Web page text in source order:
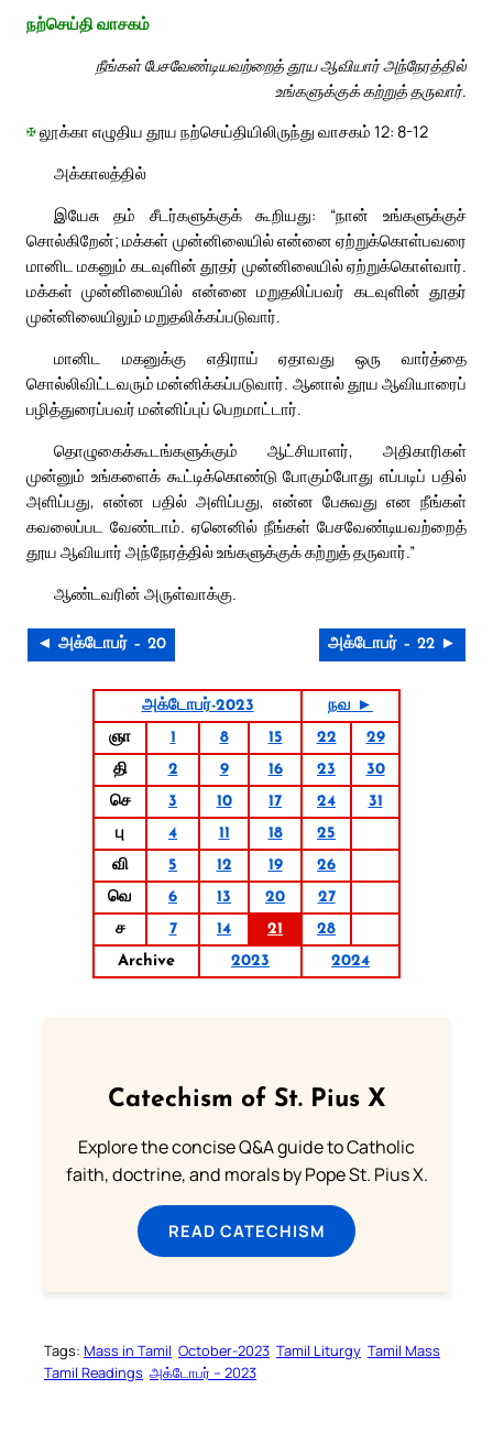
நற்செய்தி வாசகம்
நீங்கள் பேசவேண்டியவற்றைத் தூய ஆவியார் அந்நேரத்தில்
உங்களுக்குக் கற்றுத் தருவார்.
✠லூக்கா எழுதிய தூய நற்செய்தியிலிருந்து வாசகம் 12: 8-12
அக்காலத்தில்
இயேசு தம் சீடர்களுக்குக் கூறியது: “நான் உங்களுக்குச்
சொல்கிறேன்; மக்கள் முன்னிலையில் என்னை ஏற்றுக்கொள்பவரை
மானிட மகனும் கடவுளின் தூதர் முன்னிலையில் ஏற்றுக்கொள்வார்.
மக்கள் முன்னிலையில் என்னை மறுதலிப்பவர் கடவுளின் தூதர்
முன்னிலையிலும் மறுதலிக்கப்படுவார்.
மானிட மகனுக்கு எதிராய் ஏதாவது ஒரு வார்த்தை
சொல்லிவிட்டவரும் மன்னிக்கப்படுவார். ஆனால் தூய ஆவியாரைப்
பழித்துரைப்பவர் மன்னிப்புப் பெறமாட்டார்.
தொழுகைக்கூடங்களுக்கும் ஆட்சியாளர், அதிகாரிகள்
முன்னும் உங்களைக் கூட்டிக்கொண்டு போகும்போது எப்படிப் பதில்
அளிப்பது, என்ன பதில் அளிப்பது, என்ன பேசுவது என நீங்கள்
கவலைப்பட வேண்டாம். ஏனெனில் நீங்கள் பேசவேண்டியவற்றைத்
தூய ஆவியார் அந்நேரத்தில் உங்களுக்குக் கற்றுத் தருவார்.”
ஆண்டவரின் அருள்வாக்கு.
◄ அக்டோபர் – 20 அக்டோபர் – 22 ►
அக்டோபர்-2023
நவ ►
ஞா
1 8 15 22
29
தி
2 9 16 23
30
செ
3 10 17 24
31
பு
4 11 18
25
வி
5 12 19
26
வெ
6 13 20
27
ச
7 14 21
28
Archive
2023 2024
Catechism of St. Pius X
Explore the concise Q&A guide to Catholic
faith, doctrine, and morals by Pope St. Pius X.
READ CATECHISM
Tags: Mass in Tamil October-2023 Tamil Liturgy Tamil Mass
Tamil Readings அக்டோபர் – 2023